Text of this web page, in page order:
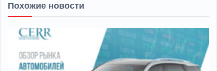
Похожие новости